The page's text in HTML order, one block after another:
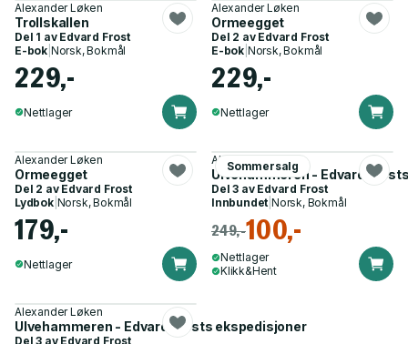
Alexander Løken
Trollskallen
Del 1 av Edvard Frost
E-bok Norsk, Bokmål
229,-
Nettlager
Alexander Løken
Ormeegget
Del 2 av Edvard Frost
E-bok Norsk, Bokmål
229,-
Nettlager
Alexander Løken
Ormeegget
Del 2 av Edvard Frost
Lydbok| Norsk, Bokmål
179,-
Nettlager
Sommersalg
Alexander Løken
Ulvehammeren - Edvard
Del 3 av Edvard Frost
Innbundet |Norsk, Bokmål
249,-100,-
Nettlager
Klikk&Hent
Alexander Løken
Ulvehammeren - Edvard Frosts ekspedisjoner
Del 3 av Edvard Frost